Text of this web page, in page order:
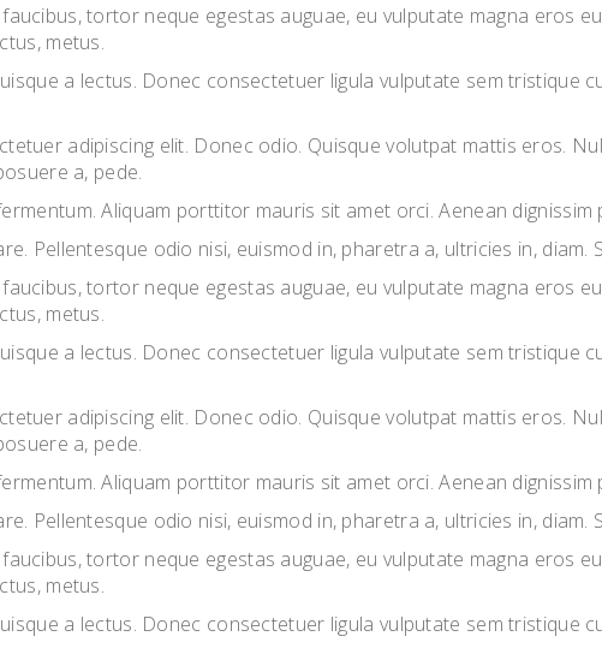
tortor neque egestas auguae, eu vulputate magna eros
metus.
a lectus. Donec consectetuer ligula vulputate sem tristique
adipiscing elit. Donec odio. Quisque volutpat mattis eros.
a, pede.
Aliquam porttitor mauris sit amet orci. Aenean dignissim
Pellentesque odio nisi, euismod in, pharetra a, ultricies in, diam.
tortor neque egestas auguae, eu vulputate magna eros
metus.
a lectus. Donec consectetuer ligula vulputate sem tristique
adipiscing elit. Donec odio. Quisque volutpat mattis eros.
a, pede.
Aliquam porttitor mauris sit amet orci. Aenean dignissim
Pellentesque odio nisi, euismod in, pharetra a, ultricies in, diam.
tortor neque egestas auguae, eu vulputate magna eros
metus.
a lectus. Donec consectetuer ligula vulputate sem tristique